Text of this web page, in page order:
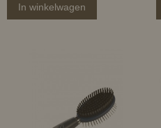
In winkelwagen